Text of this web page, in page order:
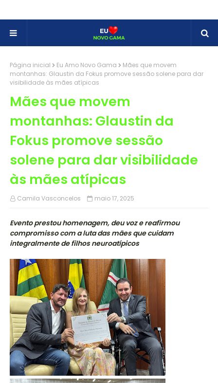
Página inicial Eu Amo Novo Gama
Mães que movem
montanhas: Glaustin da Fokus promove sessão solene para dar
visibilidade às mães atípicas
Mães que movem
montanhas: Glaustin da
Fokus promove sessão
solene para dar visibilidade
às mães atípicas
Camila Vasconcelos maio 17, 2025
Evento prestou homenagem, deu voz e reafirmou
compromisso com a luta das mães que cuidam
integralmente de filhos neuroatípicos